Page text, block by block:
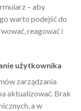
– aby
warto podejść do
reagować i
użytkownika
zarządzania
aktualizować. Brak
a w